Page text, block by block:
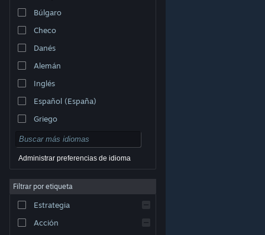
© Valve Corporation. Todos los derechos reservados.
Todas las marcas registradas pertenecen a sus
de Privacidad|Información legal
Acuerdo de Suscriptor a Steam
Cookies
Búlgaro
Checo
Danés
Alemán
Inglés
Español (España)
Griego
Administrar preferencias de idioma
Filtrar por etiqueta
Estrategia
Acción